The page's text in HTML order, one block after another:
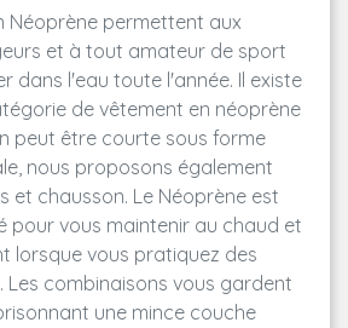
Néoprène permettent aux
et à tout amateur de sport
dans l'eau toute l'année. Il existe
de vêtement en néoprène
peut être courte sous forme
nous proposons également
et chausson. Le Néoprène est
pour vous maintenir au chaud et
lorsque vous pratiquez des
Les combinaisons vous gardent
une mince couche